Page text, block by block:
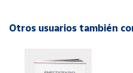
Área
Autor: Rosa Barocio
Idioma: Español
Otros usuarios también